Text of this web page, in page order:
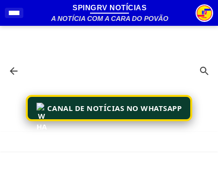
Pular para o conteúdo principal
SPINGRV NOTÍCIAS
A NOTÍCIA COM A CARA DO POVÃO
CANAL DE NOTÍCIAS NO WHATSAPP